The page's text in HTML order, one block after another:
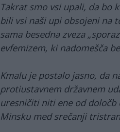
Takrat smo vsi upali, da bo
bili vsi naši upi obsojeni na
sama besedna zveza
evfemizem, ki nadomešča
Kmalu je postalo jasno, da
protiustavnem državnem
uresničiti niti ene od določb
Minsku med srečanji